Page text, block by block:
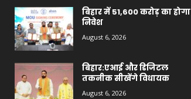
बिहार में 51,600 करोड़ का होगा
निवेश
August 6, 2026
बिहार:एआई और डिजिटल
तकनीक सीखेंगे विधायक
August 6, 2026